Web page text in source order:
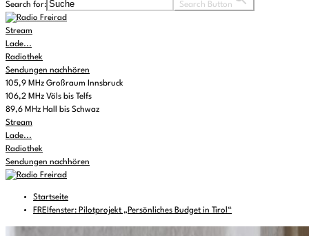
Search for: Search Button
Stream
Lade...
Radiothek
Sendungen nachhören
105,9 MHz Großraum Innsbruck
106,2 MHz Völs bis Telfs
89,6 MHz Hall bis Schwaz
Stream
Lade...
Radiothek
Sendungen nachhören
Startseite
FREIfenster: Pilotprojekt „Persönliches Budget in Tirol“